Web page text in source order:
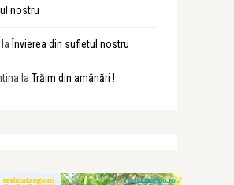
nostru
la Învierea din sufletul nostru
la Trăim din amânări !